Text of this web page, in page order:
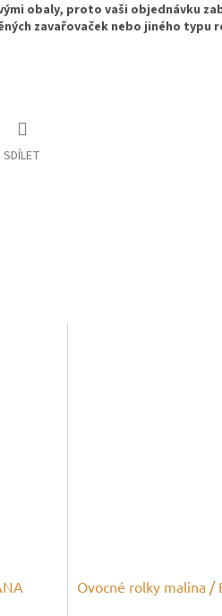
obaly, proto vaši objednávku
zavařovaček nebo jiného typu
SDÍLET
Ovocné rolky malina /